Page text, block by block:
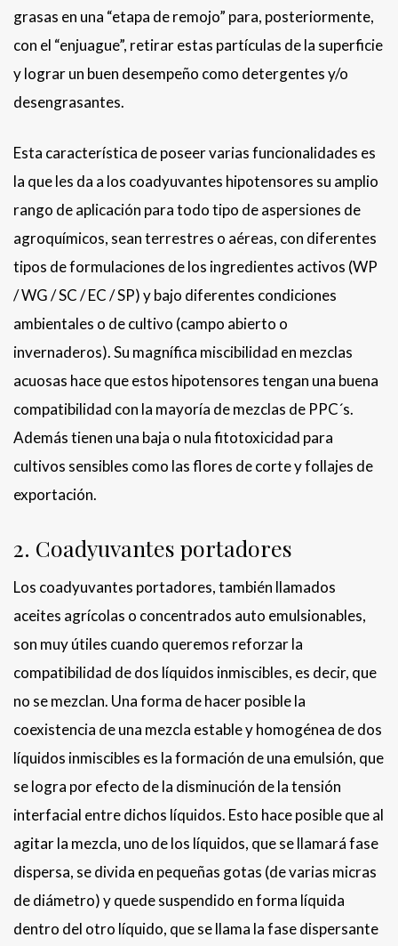
grasas en una “etapa de remojo” para, posteriormente,
con el “enjuague”, retirar estas partículas de la superficie
y lograr un buen desempeño como detergentes y/o
desengrasantes.
Esta característica de poseer varias funcionalidades es
la que les da a los coadyuvantes hipotensores su amplio
rango de aplicación para todo tipo de aspersiones de
agroquímicos, sean terrestres o aéreas, con diferentes
tipos de formulaciones de los ingredientes activos (WP
/ WG / SC / EC / SP) y bajo diferentes condiciones
ambientales o de cultivo (campo abierto o
invernaderos). Su magnífica miscibilidad en mezclas
acuosas hace que estos hipotensores tengan una buena
compatibilidad con la mayoría de mezclas de PPC´s.
Además tienen una baja o nula fitotoxicidad para
cultivos sensibles como las flores de corte y follajes de
exportación.
2. Coadyuvantes portadores
Los coadyuvantes portadores, también llamados
aceites agrícolas o concentrados auto emulsionables,
son muy útiles cuando queremos reforzar la
compatibilidad de dos líquidos inmiscibles, es decir, que
no se mezclan. Una forma de hacer posible la
coexistencia de una mezcla estable y homogénea de dos
líquidos inmiscibles es la formación de una emulsión, que
se logra por efecto de la disminución de la tensión
interfacial entre dichos líquidos. Esto hace posible que al
agitar la mezcla, uno de los líquidos, que se llamará fase
dispersa, se divida en pequeñas gotas (de varias micras
de diámetro) y quede suspendido en forma líquida
dentro del otro líquido, que se llama la fase dispersante